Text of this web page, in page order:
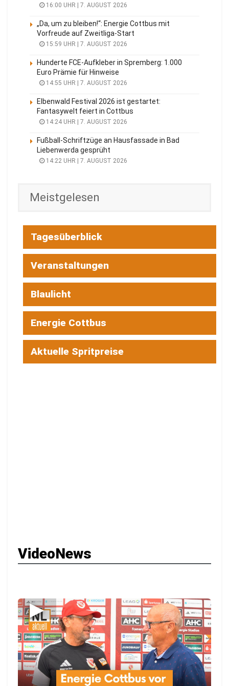
16:00 UHR | 7. AUGUST 2026
„Da, um zu bleiben!“: Energie Cottbus mit
Vorfreude auf Zweitliga-Start
15:59 UHR | 7. AUGUST 2026
Hunderte FCE-Aufkleber in Spremberg: 1.000
Euro Prämie für Hinweise
14:55 UHR | 7. AUGUST 2026
Elbenwald Festival 2026 ist gestartet:
Fantasywelt feiert in Cottbus
14:24 UHR | 7. AUGUST 2026
Fußball-Schriftzüge an Hausfassade in Bad
Liebenwerda gesprüht
14:22 UHR | 7. AUGUST 2026
Meistgelesen
Tagesüberblick
Veranstaltungen
Blaulicht
Energie Cottbus
Aktuelle Spritpreise
VideoNews
▶